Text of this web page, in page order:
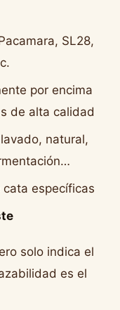
SL28,
por encima
de alta calidad
natural,
específicas
solo indica el
es el